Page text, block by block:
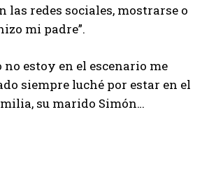
las redes sociales, mostrarse o
mi padre”.
estoy en el escenario me
siempre luché por estar en el
su marido Simón…